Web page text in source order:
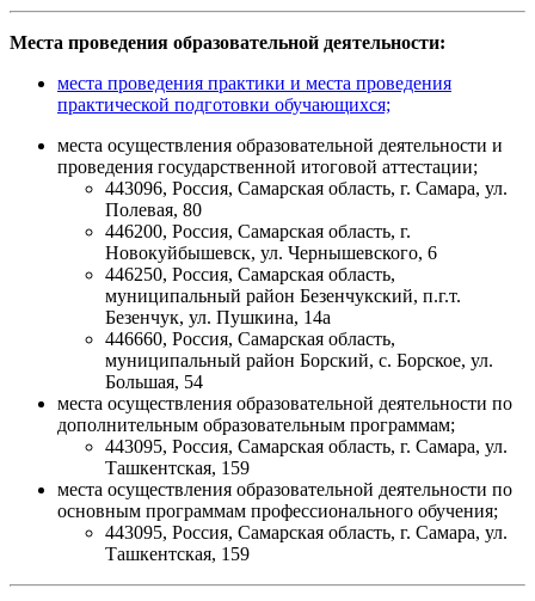
Места проведения образовательной деятельности:
места проведения практики и места проведения
практической подготовки обучающихся;
места осуществления образовательной деятельности и
проведения государственной итоговой аттестации;
443096, Россия, Самарская область, г. Самара, ул.
Полевая, 80
446200, Россия, Самарская область, г.
Новокуйбышевск, ул. Чернышевского, 6
446250, Россия, Самарская область,
муниципальный район Безенчукский, п.г.т.
Безенчук, ул. Пушкина, 14а
446660, Россия, Самарская область,
муниципальный район Борский, с. Борское, ул.
Большая, 54
места осуществления образовательной деятельности по
дополнительным образовательным программам;
443095, Россия, Самарская область, г. Самара, ул.
Ташкентская, 159
места осуществления образовательной деятельности по
основным программам профессионального обучения;
443095, Россия, Самарская область, г. Самара, ул.
Ташкентская, 159